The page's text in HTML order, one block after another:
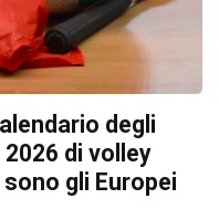
degli
di volley
gli Europei